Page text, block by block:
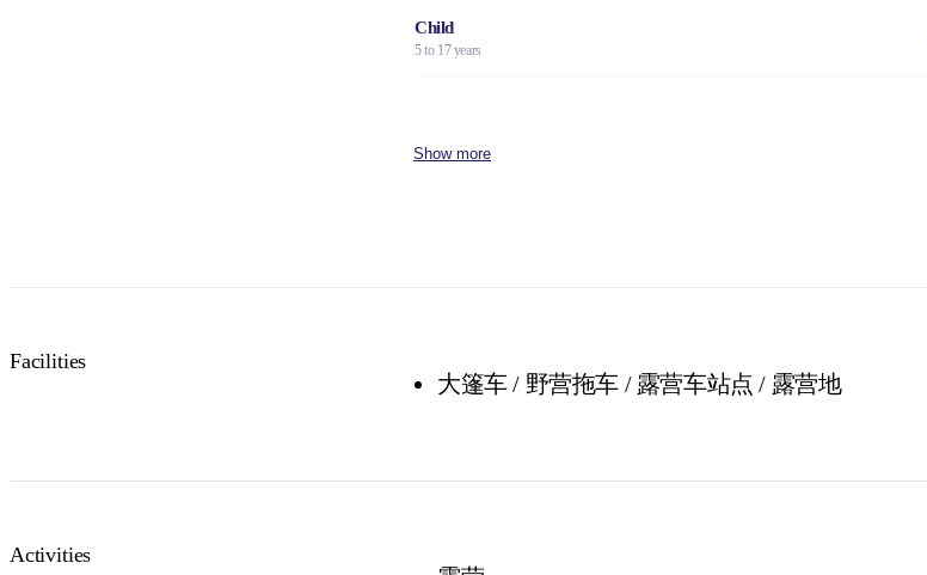
Child
5 to 17 years
Show more
Facilities
大篷车 / 野营拖车 / 露营车站点 / 露营地
Activities